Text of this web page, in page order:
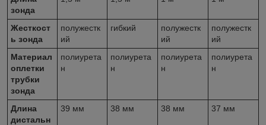
зонда
Жесткост
ь зонда
полужестк
ий
гибкий
полужестк
ий
полужестк
ий
Материал
оплетки
трубки
зонда
полиурета
н
полиурета
н
полиурета
н
полиурета
н
Длина
дистальн
39 мм 38 мм 38 мм 37 мм